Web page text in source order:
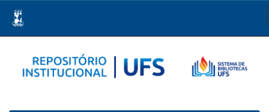
navigation